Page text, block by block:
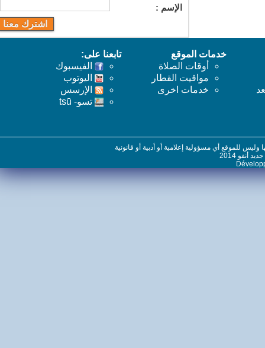
اﻹسم :
خدمات الموقع
أوقات الصلاة
مواقيت القطار
خدمات اخرى
تابعنا على:
الفيسبوك
اليوتوب
اﻹرسس
تسو- tsū
للموقع أي مسؤولية إعلامية أو أدبية أو قانونية
2014